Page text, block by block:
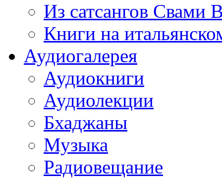
Из сатсангов Свами
Книги на
Аудиогалерея
Аудиокниги
Аудиолекции
Бхаджаны
Музыка
Радиовещание